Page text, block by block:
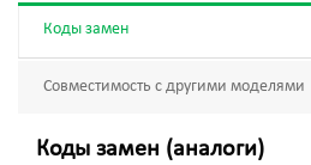
Коды замен
Совместимость с другими моделями
Коды замен (аналоги)